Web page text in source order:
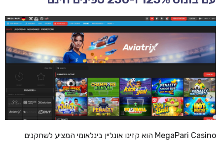
MegaPari Casino הוא קזינו אונליין בינלאומי המציע לשחקנים